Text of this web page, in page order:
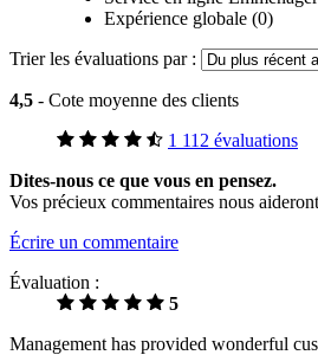
Expérience globale (0)
Trier les évaluations par :
4,5 - Cote moyenne des clients
1 112 évaluations
Dites-nous ce que vous en pensez.
Vos précieux commentaires nous
Écrire un commentaire
Évaluation :
5
Management has provided wonderful